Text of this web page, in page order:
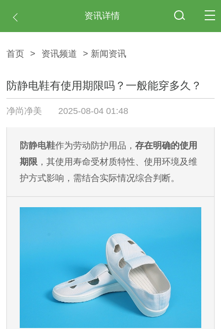
资讯详情
首页 > 资讯频道 > 新闻资讯
防静电鞋有使用期限吗？一般能穿多久？
净尚净美 2025-08-04 01:48
防静电鞋作为劳动防护用品， 存在明确的使用
期限 ，其使用寿命受材质特性、使用环境及维
护方式影响，需结合实际情况综合判断。